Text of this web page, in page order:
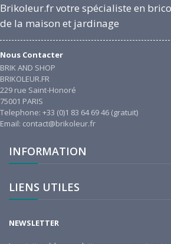
Brikoleur.fr votre spécialiste en
de la maison et jardinage
Nous Contacter
BRIK AND SHOP
BRIKOLEUR.FR
229 rue Saint-Honoré
75001 PARIS
Telephone: +33 (0)1 83 64 69 46 (gratuit)
Email: contact@brikoleur.fr
INFORMATION
LIENS UTILES
NEWSLETTER